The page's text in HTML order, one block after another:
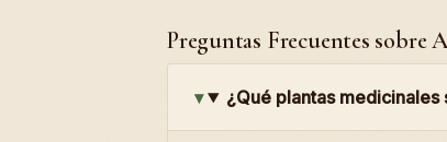
Preguntas Frecuentes sobre
¿Qué plantas